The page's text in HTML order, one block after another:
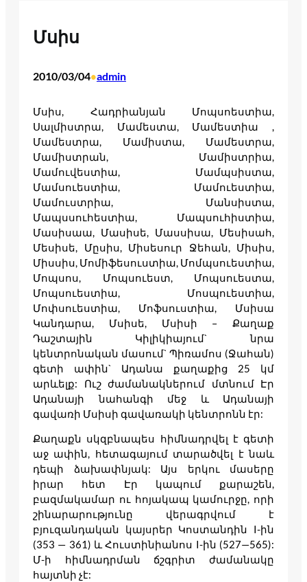
Մսիս
2010/03/04•admin
Մսիս, Հադրիանյան Մոպսոեստիա,
Սալմիստրա, Մամեստա, Մամեստիա ,
Մամեստրա, Մամիստա, Մամեստրա,
Մամիստրան, Մամիստրիա,
Մամուվեստիա, Մամպսիստա,
Մամսուեստիա, Մամուեստիա,
Մամուստրիա, Մանսիստա,
Մապսսուհեստիա, Մապսուհիստիա,
Մասիսաա, Մասիսե, Մասսիսա, Մեսիսահ,
Մեսիսե, Մըսիս, Միսեսուր Ջեհան, Միսիս,
Միսսիս, Մոմիֆեսուստիա, Մոմպսուեստիա,
Մոպսոս, Մոպսուեստ, Մոպսուեստա,
Մոպսուեստիա, Մոսպուեստիա,
Մոփսուեստիա, Մոֆսուստիա, Մսիսա
Կանդարա, Մսիսե, Մսիսի – Քաղաք
Դաշտային Կիլիկիայում` նրա
կենտրոնական մասում` Պիռամոս (Ջահան)
գետի ափին` Ադանա քաղաքից 25 կմ
արևելք: Ուշ ժամանակներում մտնում Էր
Ադանայի նահանգի մեջ և Ադանայի
գավառի Մսիսի գավառակի կենտրոնն էր:
Քաղաքն սկզբնապես հիմնադրվել է գետի
աջ ափին, հետագայում տարածվել է նաև
դեպի ձախափնյակ: Այս երկու մասերը
իրար հետ Էր կապում քարաշեն,
բազմակամար ու հոյակապ կամուրջը, որի
շինարարությունը վերագրվում է
բյուզանդական կայսրեր Կոստանդին I-ին
(353 — 361) և Հուստինիանոս I-ին (527—565):
Մ-ի հիմնադրման ճշգրիտ ժամանակը
հայտնի չէ: